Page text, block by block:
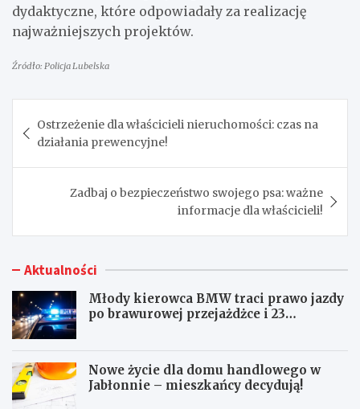
dydaktyczne, które odpowiadały za realizację
najważniejszych projektów.
Źródło: Policja Lubelska
wpisu
Ostrzeżenie dla właścicieli nieruchomości: czas na
działania prewencyjne!
Zadbaj o bezpieczeństwo swojego psa: ważne
informacje dla właścicieli!
Aktualności
Młody kierowca BMW traci prawo jazdy
po brawurowej przejażdżce i 23
Nowe życie dla domu handlowego w
Jabłonnie – mieszkańcy decydują!